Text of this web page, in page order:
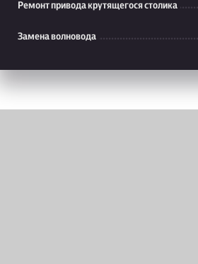
Ремонт привода крутящегося столика
Замена волновода